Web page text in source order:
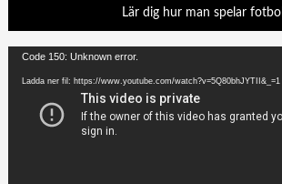
Lär dig hur man spelar fotboll
Videospelare
Code 150: Unknown error.
Ladda ner fil: https://www.youtube.com/watch?v=5Q80bhJYTII&_=1